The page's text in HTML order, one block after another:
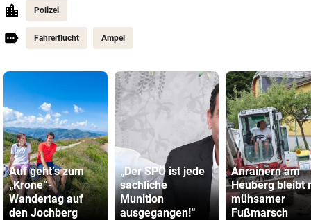
Polizei
Fahrerflucht Ampel
Auf geht‘s zum
„Krone“-
Wandertag auf
den Jochberg
„Der SPÖ ist jede
sachliche
Munition
ausgegangen!“
Anrainern am
Heuberg bleibt
mühsamer
Fußmarsch